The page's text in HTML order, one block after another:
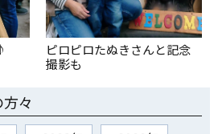
ピロピロたぬきさんと記念
撮影も
々